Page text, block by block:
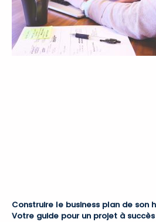
Construire le business plan de son
Votre guide pour un projet à succès